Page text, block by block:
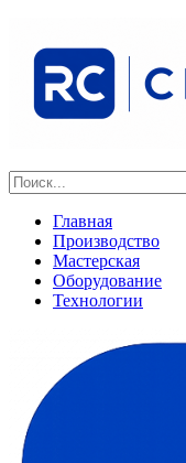
Главная
Производство
Мастерская
Оборудование
Технологии